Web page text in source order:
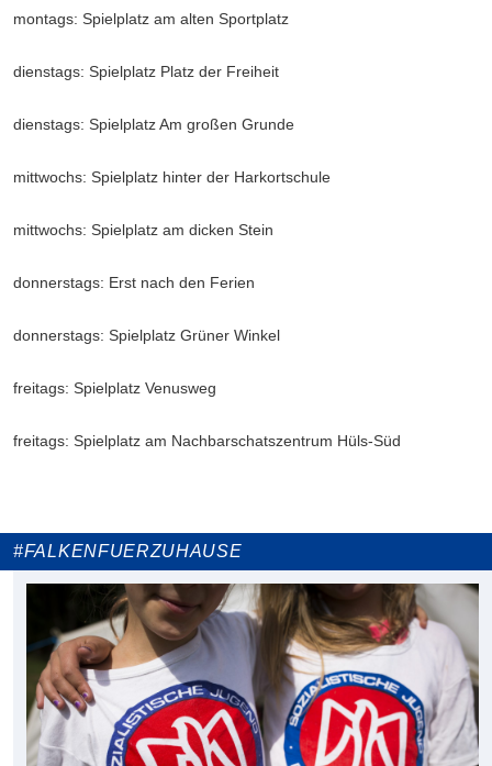
montags: Spielplatz am alten Sportplatz
dienstags: Spielplatz Platz der Freiheit
dienstags: Spielplatz Am großen Grunde
mittwochs: Spielplatz hinter der Harkortschule
mittwochs: Spielplatz am dicken Stein
donnerstags: Erst nach den Ferien
donnerstags: Spielplatz Grüner Winkel
freitags: Spielplatz Venusweg
freitags: Spielplatz am Nachbarschatszentrum Hüls-Süd
#FALKENFUERZUHAUSE